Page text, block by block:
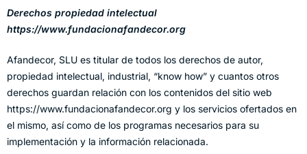
Derechos propiedad intelectual
https://www.fundacionafandecor.org
Afandecor, SLU es titular de todos los derechos de autor,
propiedad intelectual, industrial, “know how” y cuantos otros
derechos guardan relación con los contenidos del sitio web
https://www.fundacionafandecor.org y los servicios ofertados en
el mismo, así como de los programas necesarios para su
implementación y la información relacionada.